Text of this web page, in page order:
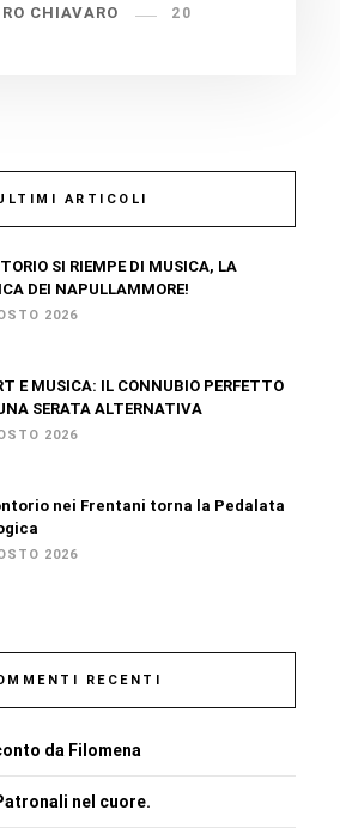
CHIAVARO
20
ARTICOLI
SI RIEMPE DI MUSICA, LA
DEI NAPULLAMMORE!
2026
E MUSICA: IL CONNUBIO PERFETTO
SERATA ALTERNATIVA
2026
nei Frentani torna la Pedalata
2026
RECENTI
da Filomena
nel cuore.